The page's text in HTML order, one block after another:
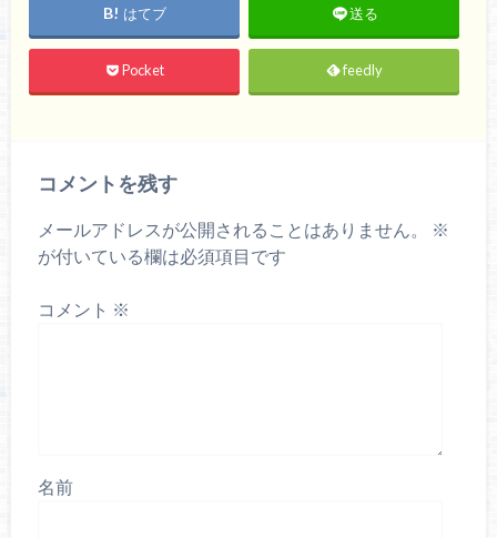
はてブ 送る
Pocket feedly
コメントを残す
メールアドレスが公開されることはありません。
※
が付いている欄は必須項目です
コメント ※
名前